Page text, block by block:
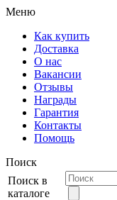
Меню
Как купить
Доставка
О нас
Вакансии
Отзывы
Награды
Гарантия
Контакты
Помощь
Поиск
Поиск в
каталоге